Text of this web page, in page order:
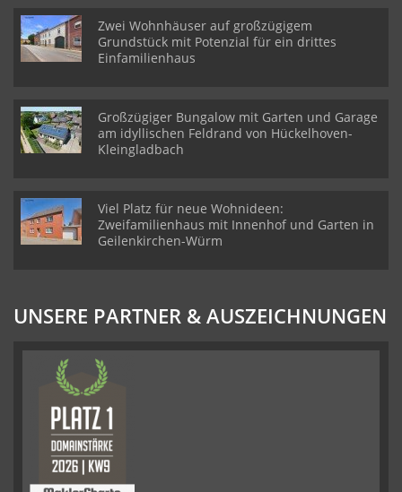
Zwei Wohnhäuser auf großzügigem
Grundstück mit Potenzial für ein drittes
Einfamilienhaus
Großzügiger Bungalow mit Garten und Garage
am idyllischen Feldrand von Hückelhoven-
Kleingladbach
Viel Platz für neue Wohnideen:
Zweifamilienhaus mit Innenhof und Garten in
Geilenkirchen-Würm
UNSERE PARTNER & AUSZEICHNUNGEN